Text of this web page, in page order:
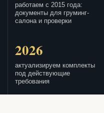
работаем с 2015 года:
документы для груминг-
салона и проверки
2026
актуализируем комплекты
под действующие
требования